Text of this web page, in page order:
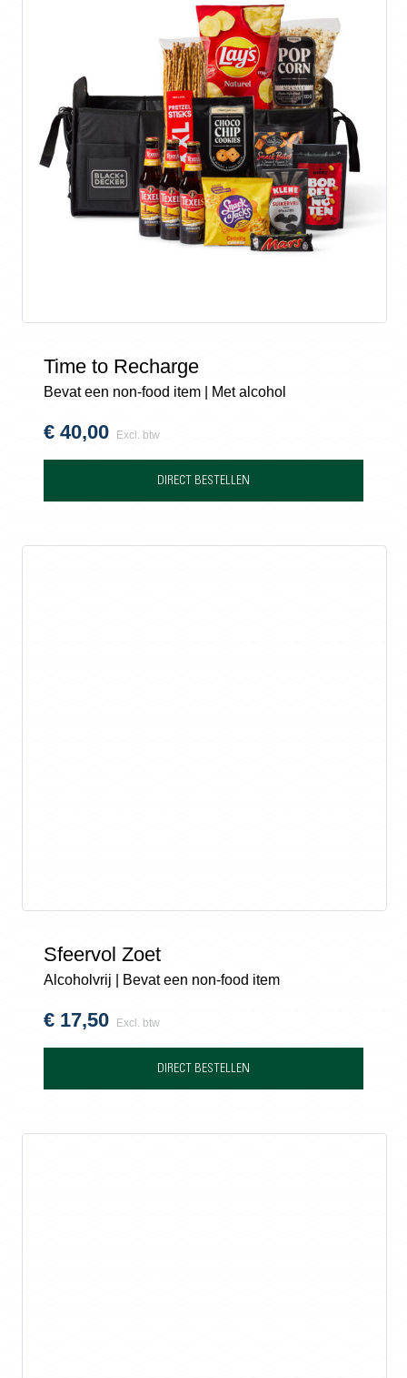
Time to Recharge
Bevat een non-food item | Met alcohol
€ 40,00 Excl. btw
DIRECT BESTELLEN
Sfeervol Zoet
Alcoholvrij | Bevat een non-food item
€ 17,50 Excl. btw
DIRECT BESTELLEN